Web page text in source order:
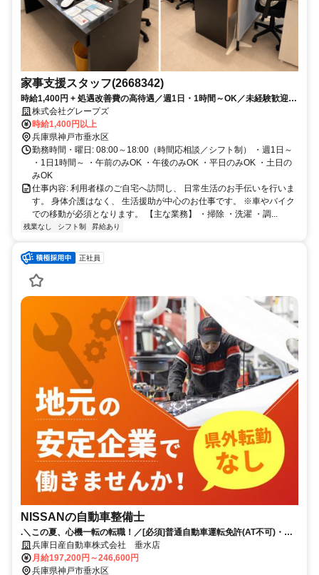
家事支援スタッフ(2668342)
時給1,400円 + 処遇改善費の高待遇／週1日・1時間～OK／未経験歓迎／
身体介護はなし！
株式会社グレープズ
時給1,400円以上
兵庫県神戸市垂水区
勤務時間・曜日: 08:00～18:00（時間応相談／シフト制） ・週1日～
・1日1時間～ ・午前のみOK ・午後のみOK ・平日のみOK ・土日の
みOK
仕事内容: 利用者様のご自宅へ訪問し、 日常生活のお手伝いを行いま
す。 身体介護はなく、 生活援助が中心のお仕事です。 ※車やバイク
での移動が必須となります。 【主な業務】 ・掃除 ・洗濯 ・調...
残業なし シフト制 昇給あり
正社員
NISSANの自動車整備士
.＼この夏、心機一転の転職！／[必須]普通自動車運転免許(AT不可)・自
動車整備士国家2級以上｜賞与4.8か月分（昨年実績）｜年間休日123日
兵庫日産自動車株式会社 垂水店
月給197,200円～246,600円
兵庫県神戸市垂水区